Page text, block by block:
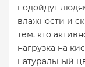
подойдут
влажности и
тем, кто
нагрузка на
натуральный